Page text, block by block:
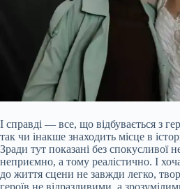
І справді — все, що відбувається з
так чи інакше знаходить місце в
Зради тут показані без спокусливої
неприємно, а тому реалістично. І
до життя сцени не завжди легко,